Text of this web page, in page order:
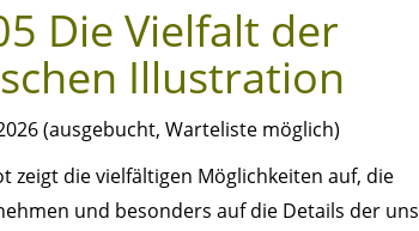
Die Vielfalt der
Illustration
(ausgebucht, Warteliste möglich)
zeigt die vielfältigen Möglichkeiten auf, die
und besonders auf die Details der uns